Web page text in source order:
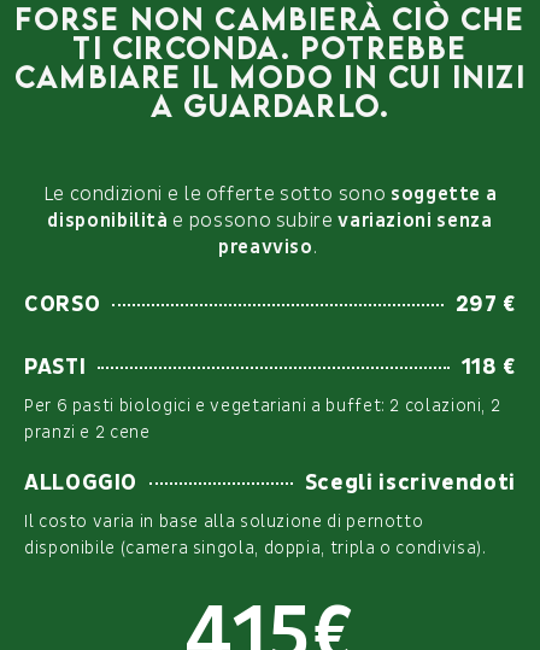
Forse non cambierà ciò che
ti circonda. Potrebbe
cambiare il modo in cui inizi
a guardarlo.
Le condizioni e le offerte sotto sono soggette a
disponibilità e possono subire variazioni senza
preavviso.
CORSO 297 €
PASTI 118 €
Per 6 pasti biologici e vegetariani a buffet: 2 colazioni, 2
pranzi e 2 cene
ALLOGGIO Scegli iscrivendoti
Il costo varia in base alla soluzione di pernotto
disponibile (camera singola, doppia, tripla o condivisa).